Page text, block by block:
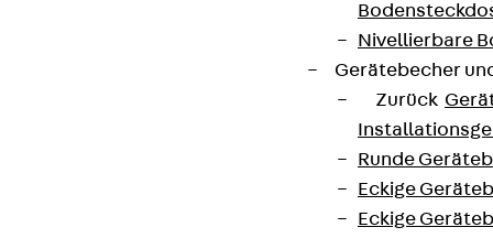
Nivellierbare
Gerätebecher
Zurück
Runde
Eckige
Eckige